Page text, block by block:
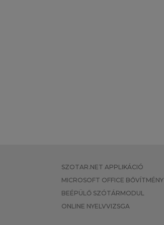
SZOTAR.NET APPLIKÁCIÓ
MICROSOFT OFFICE BŐVÍTMÉNY
BEÉPÜLŐ SZÓTÁRMODUL
ONLINE NYELVVIZSGA